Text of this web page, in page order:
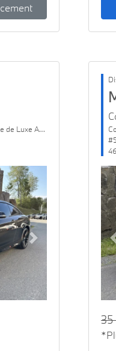
440i xDrive M Performance 2 * Groupe de Luxe Amélioré
Next